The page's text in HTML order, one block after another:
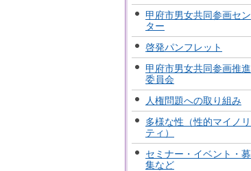
甲府市男女共同参画セン
ター
啓発パンフレット
甲府市男女共同参画推進
委員会
人権問題への取り組み
多様な性（性的マイノリ
ティ）
セミナー・イベント・募
集など